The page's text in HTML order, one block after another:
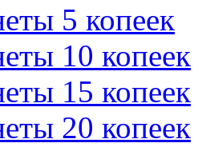
5 копеек
10 копеек
15 копеек
20 копеек